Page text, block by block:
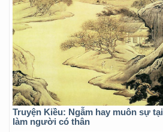
Truyện Kiều: Ngẫm hay muôn sự
làm người có thân